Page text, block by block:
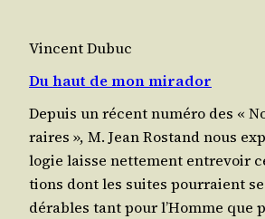
Vincent Dubuc
Du haut de mon mirador
Depuis un récent numé­ro des «
raires », M. Jean Ros­tand nous
lo­gie laisse net­te­ment entre­voir
tions dont les suites pour­raient
dé­rables tant pour l’Homme que